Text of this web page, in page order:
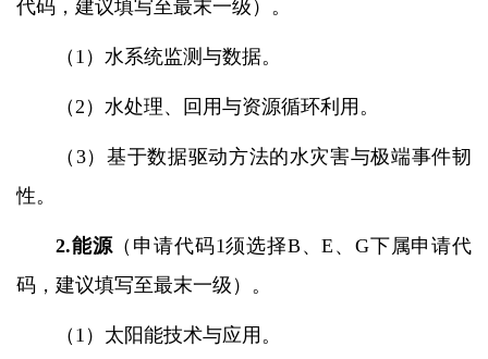
代码，建议填写至最末一级）。
（ 1 ）水系统监测与数据。
（2 ）水处理、回用与资源循环利用。
（ 3）基于数据驱动方法的水灾害与极端事件韧
性。
2.能源（申请代码1须选择B、E 、 G下属申请代
码，建议填写至最末一级）。
（ 1 ）太阳能技术与应用。